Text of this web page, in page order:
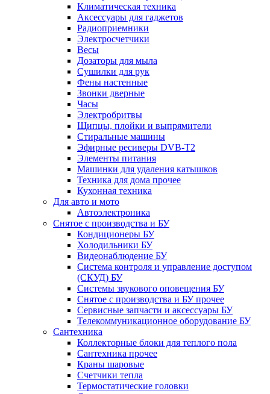
Климатическая техника
Аксессуары для гаджетов
Радиоприемники
Электросчетчики
Весы
Дозаторы для мыла
Сушилки для рук
Фены настенные
Звонки дверные
Часы
Электробритвы
Щипцы, плойки и выпрямители
Стиральные машины
Эфирные ресиверы DVB-T2
Элементы питания
Машинки для удаления катышков
Техника для дома прочее
Кухонная техника
Для авто и мото
Автоэлектроника
Снятое с производства и БУ
Кондиционеры БУ
Холодильники БУ
Видеонаблюдение БУ
Система контроля и управление доступом
(СКУД) БУ
Системы звукового оповещения БУ
Снятое с производства и БУ прочее
Сервисные запчасти и аксессуары БУ
Телекоммуникационное оборудование БУ
Сантехника
Коллекторные блоки для теплого пола
Сантехника прочее
Краны шаровые
Счетчики тепла
Термоcтатические головки